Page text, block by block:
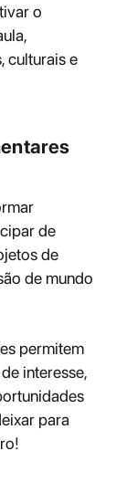
o
culturais e
de
de
de mundo
permitem
interesse,
para